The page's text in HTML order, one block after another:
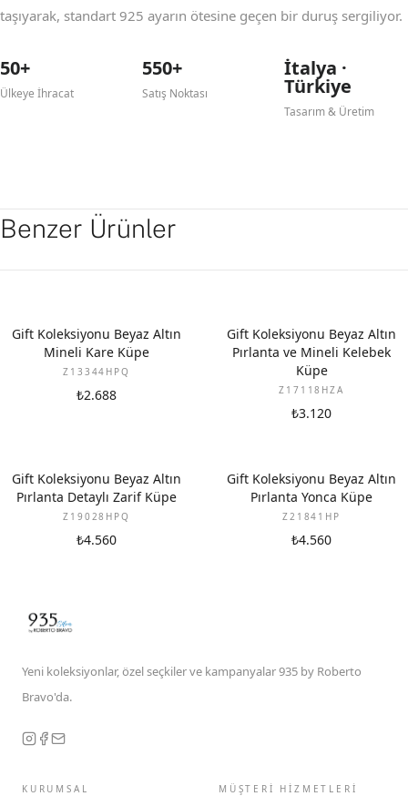
taşıyarak, standart 925 ayarın ötesine geçen bir duruş sergiliyor.
50+
Ülkeye İhracat
550+
Satış Noktası
İtalya ·
Türkiye
Tasarım & Üretim
Benzer Ürünler
YENI
Gift Koleksiyonu Beyaz Altın
Mineli Kare Küpe
Z13344HPQ
₺2.688
YENI
Gift Koleksiyonu Beyaz Altın
Pırlanta ve Mineli Kelebek
Küpe
Z17118HZA
₺3.120
YENI
Gift Koleksiyonu Beyaz Altın
Pırlanta Detaylı Zarif Küpe
Z19028HPQ
₺4.560
YENI
Gift Koleksiyonu Beyaz Altın
Pırlanta Yonca Küpe
Z21841HP
₺4.560
Yeni koleksiyonlar, özel seçkiler ve kampanyalar 935 by Roberto
Bravo'da.
KURUMSAL MÜŞTERİ HİZMETLERİ